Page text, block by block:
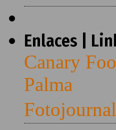
Enlaces |
Canary
Palma